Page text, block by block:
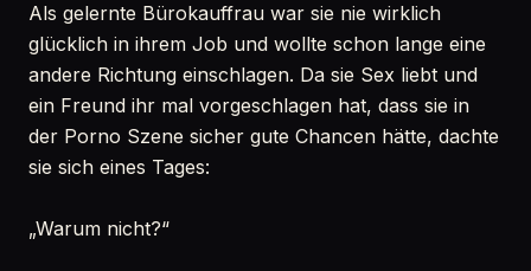
Als gelernte Bürokauffrau war sie nie wirklich
glücklich in ihrem Job und wollte schon lange eine
andere Richtung einschlagen. Da sie Sex liebt und
ein Freund ihr mal vorgeschlagen hat, dass sie in
der Porno Szene sicher gute Chancen hätte, dachte
sie sich eines Tages:
„Warum nicht?“